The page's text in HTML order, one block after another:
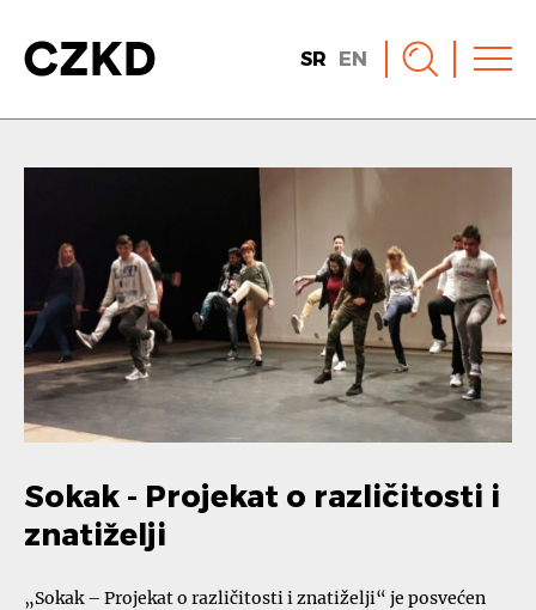
SR EN
Sokak - Projekat o različitosti i
znatiželji
„Sokak – Projekat o različitosti i znatiželji“ je posvećen